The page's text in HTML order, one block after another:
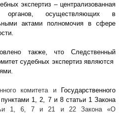
экспертиз – централизованная
органов, осуществляющих в
актами полномочия в сфере
также, что Следственный
судебных экспертиз являются
комитета и
Государственного
1, 2, 7 и 8 статьи 1 Закона
1, 6, 7 и 21 и 22 Закона «О